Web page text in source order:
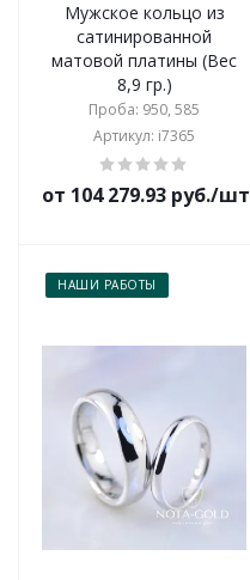
Мужское кольцо из
сатинированной
матовой платины (Вес
8,9 гр.)
Проба: 950, 585
Артикул: i7365
от 104 279.93 руб./шт
НАШИ РАБОТЫ